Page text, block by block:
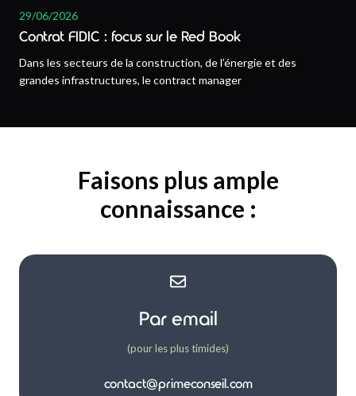
29/06/2026
Contrat FIDIC : focus sur le Red Book
Dans les secteurs de la construction, de l’énergie et des
grandes infrastructures, le contract manager
Faisons plus ample
connaissance :
Par email
(pour les plus timides)
contact@primeconseil.com